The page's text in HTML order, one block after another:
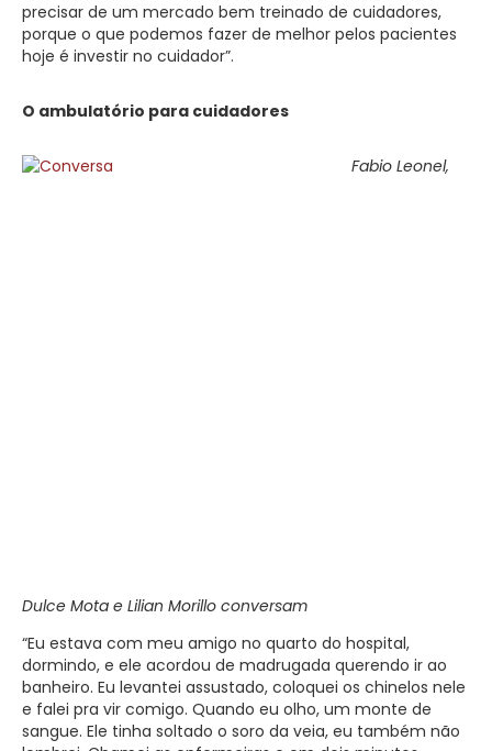
precisar de um mercado bem treinado de cuidadores,
porque o que podemos fazer de melhor pelos pacientes
hoje é investir no cuidador”.
O ambulatório para cuidadores
Fabio Leonel,
Dulce Mota e Lilian Morillo conversam
“Eu estava com meu amigo no quarto do hospital,
dormindo, e ele acordou de madrugada querendo ir ao
banheiro. Eu levantei assustado, coloquei os chinelos nele
e falei pra vir comigo. Quando eu olho, um monte de
sangue. Ele tinha soltado o soro da veia, eu também não